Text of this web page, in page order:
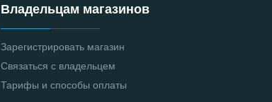
Владельцам магазинов
Зарегистрировать магазин
Связаться с владельцем
Тарифы и способы оплаты